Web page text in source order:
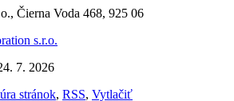
Čierna Voda 468, 925 06
s.r.o.
7. 2026
stránok, RSS, Vytlačiť